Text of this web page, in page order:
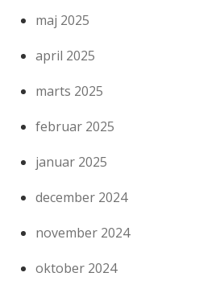
maj 2025
april 2025
marts 2025
februar 2025
januar 2025
december 2024
november 2024
oktober 2024